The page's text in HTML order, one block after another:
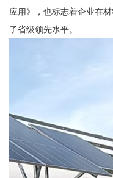
应用》，也标志着企业在
了省级领先水平。